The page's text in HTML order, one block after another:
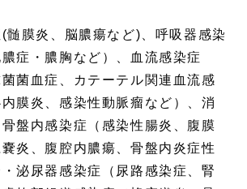
髄膜炎、脳膿瘍など)、呼吸器感染
症・膿胸など）、血流感染症
菌菌血症、カテーテル関連血流感
膜炎、感染性動脈瘤など）、消
盤内感染症（感染性腸炎、腹膜
炎、腹腔内膿瘍、骨盤内炎症性
泌尿器感染症（尿路感染症、腎